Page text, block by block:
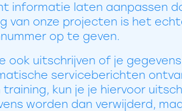
informatie laten aanpassen
van onze projecten is het
op te geven.
ook uitschrijven of je
serviceberichten
training, kun je je hiervoor
worden dan verwijderd,